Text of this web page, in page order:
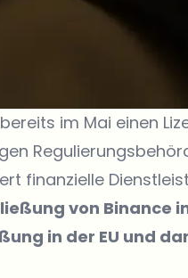
im Mai einen
finanzielle
von Binance
in der EU und